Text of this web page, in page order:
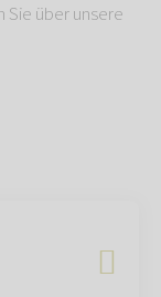
über unsere